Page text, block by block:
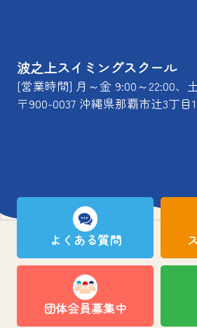
波之上スイミングスクール
[営業時間] 月～金 9:00～22:00、
〒900-0037 沖縄県那覇市辻3丁目
よくある質問
団体会員募集中